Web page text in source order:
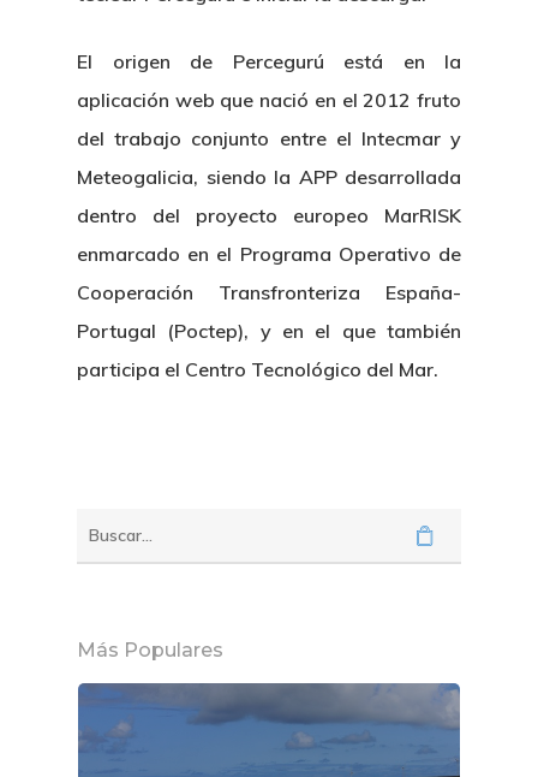
El origen de Percegurú está en la
aplicación web que nació en el 2012 fruto
del trabajo conjunto entre el Intecmar y
Meteogalicia, siendo la APP desarrollada
dentro del proyecto europeo MarRISK
enmarcado en el Programa Operativo de
Cooperación Transfronteriza España-
Portugal (Poctep), y en el que también
participa el Centro Tecnológico del Mar.
Más Populares